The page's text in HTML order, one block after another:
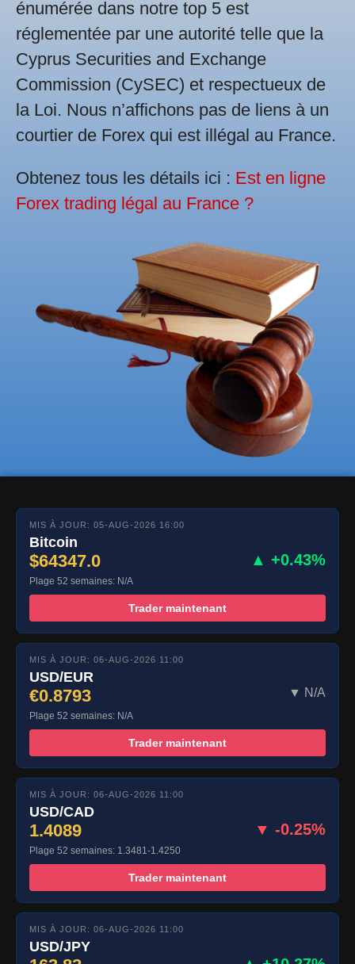
énumérée dans notre top 5 est
réglementée par une autorité telle que la
Cyprus Securities and Exchange
Commission (CySEC) et respectueux de
la Loi. Nous n’affichons pas de liens à un
courtier de Forex qui est illégal au France.
Obtenez tous les détails ici : Est en ligne
Forex trading légal au France ?
MIS À JOUR: 05-AUG-2026 16:00
Bitcoin
$64347.0 ▲ +0.43%
Plage 52 semaines: N/A
Trader maintenant
MIS À JOUR: 06-AUG-2026 11:00
USD/EUR
€0.8793 ▼ N/A
Plage 52 semaines: N/A
Trader maintenant
MIS À JOUR: 06-AUG-2026 11:00
USD/CAD
1.4089 ▼ -0.25%
Plage 52 semaines: 1.3481-1.4250
Trader maintenant
MIS À JOUR: 06-AUG-2026 11:00
USD/JPY